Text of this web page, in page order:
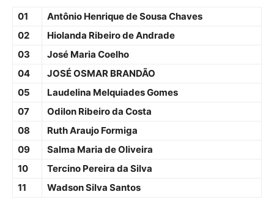
01
Antônio Henrique de Sousa Chaves
02
Hiolanda Ribeiro de Andrade
03
José Maria Coelho
04
JOSÉ OSMAR BRANDÃO
05
Laudelina Melquiades Gomes
07
Odilon Ribeiro da Costa
08
Ruth Araujo Formiga
09
Salma Maria de Oliveira
10
Tercino Pereira da Silva
11
Wadson Silva Santos